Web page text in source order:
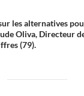
les alternatives
Oliva, Directeur
(79).